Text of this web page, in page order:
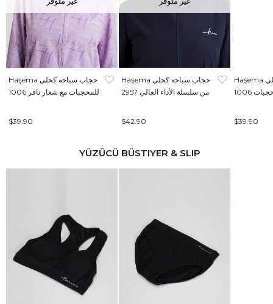
Haşema حجاب سباحة كحلي
للمحجبات مع شعار نافر 1006
$39.90
Haşema حجاب سباحة كحلي
من سلسلة الأداء العالي 2957
$42.90
Haşema حجاب سباحة كحلي
1006
$39.90
YÜZÜCÜ BÜSTIYER & SLIP